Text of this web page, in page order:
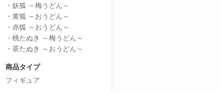
・妖狐 ～梅うどん～
・黄狐 ～おうどん～
・赤狐 ～おうどん～
・桃たぬき ～梅うどん～
・茶たぬき ～おうどん～
商品タイプ
フィギュア